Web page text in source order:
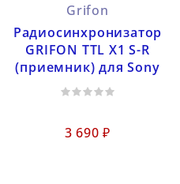
Grifon
Радиосинхронизатор
GRIFON TTL X1 S-R
(приемник) для Sony
3 690 ₽